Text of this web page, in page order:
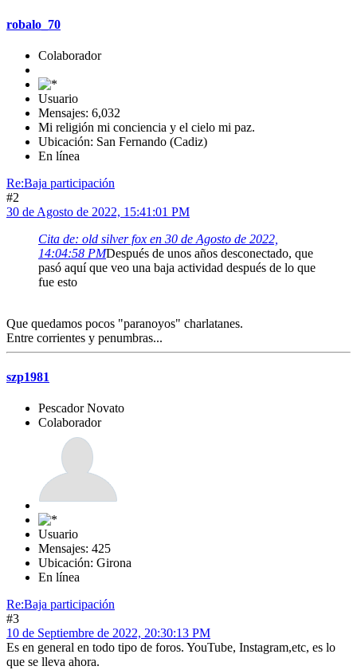
robalo_70
Colaborador
Usuario
Mensajes: 6,032
Mi religión mi conciencia y el cielo mi paz.
Ubicación: San Fernando (Cadiz)
En línea
Re:Baja participación
#2
30 de Agosto de 2022, 15:41:01 PM
Cita de: old silver fox en 30 de Agosto de 2022,
14:04:58 PMDespués de unos años desconectado, que
pasó aquí que veo una baja actividad después de lo que
fue esto
Que quedamos pocos "paranoyos" charlatanes.
Entre corrientes y penumbras...
szp1981
Pescador Novato
Colaborador
Usuario
Mensajes: 425
Ubicación: Girona
En línea
Re:Baja participación
#3
10 de Septiembre de 2022, 20:30:13 PM
Es en general en todo tipo de foros. YouTube, Instagram,etc, es lo
que se lleva ahora.